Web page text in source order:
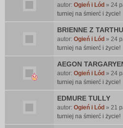
autor: Ogień i Lód » 24
turniej na śmierć i życie!
BRIENNE Z TARTHU
autor: Ogień i Lód » 24
turniej na śmierć i życie!
AEGON
autor: Ogień i Lód » 24
turniej na śmierć i życie!
EDMURE TULLY
autor: Ogień i Lód » 21
turniej na śmierć i życie!